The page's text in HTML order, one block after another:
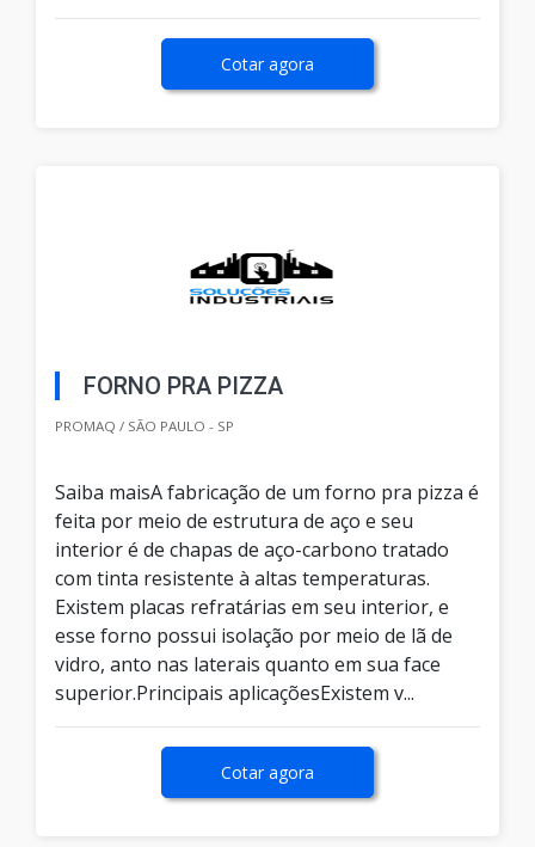
Cotar agora
FORNO PRA PIZZA
PROMAQ / SÃO PAULO - SP
Saiba maisA fabricação de um forno pra pizza é
feita por meio de estrutura de aço e seu
interior é de chapas de aço-carbono tratado
com tinta resistente à altas temperaturas.
Existem placas refratárias em seu interior, e
esse forno possui isolação por meio de lã de
vidro, anto nas laterais quanto em sua face
superior.Principais aplicaçõesExistem v...
Cotar agora